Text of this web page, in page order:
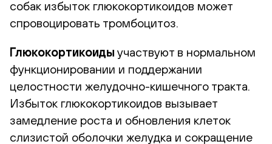
собак избыток глюкокортикоидов может
спровоцировать тромбоцитоз.
Глюкокортикоиды участвуют в нормальном
функционировании и поддержании
целостности желудочно-кишечного тракта.
Избыток глюкокортикоидов вызывает
замедление роста и обновления клеток
слизистой оболочки желудка и сокращение